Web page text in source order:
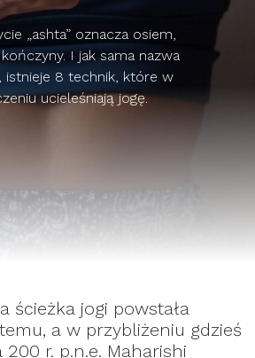
„ashta” oznacza osiem,
kończyny. I jak sama nazwa
istnieje 8 technik, które w
ucieleśniają jogę.
ścieżka jogi powstała
a w przybliżeniu gdzieś
r. p.n.e. Maharishi